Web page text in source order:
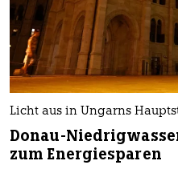
Licht aus in Ungarns
Donau-
zum Energiesparen